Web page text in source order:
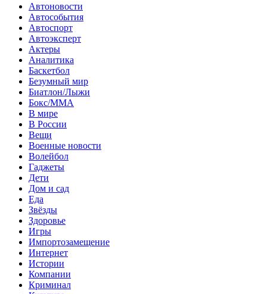
Автоновости
Автособытия
Автоспорт
Автоэксперт
Актеры
Аналитика
Баскетбол
Безумный мир
Биатлон/Лыжи
Бокс/MMA
В мире
В России
Вещи
Военные новости
Волейбол
Гаджеты
Дети
Дом и сад
Еда
Звёзды
Здоровье
Игры
Импортозамещение
Интернет
Истории
Компании
Криминал